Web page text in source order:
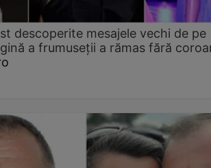
descoperite mesajele vechi de pe
a frumuseții a rămas fără